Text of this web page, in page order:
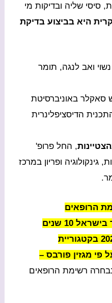
סיסי שליה ובדיקות מי
היא בביצוע בדיקת
נשוי ואב לנגה, תומר
באוניברסיטת
הדיסציפלינרית
, החל פרופ'
גינקולוגיה ופריון במרכז
הרופאים
הגינקולוגים הטובים ביותר בישראל 10 שנים
ברציפות – לשנים 2025-2015 בקטגוריית
פי מגזין פורבס –
לא נבחרה רשימת הרופאים